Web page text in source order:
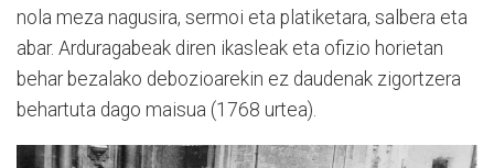
nola meza nagusira, sermoi eta platiketara, salbera eta
abar. Arduragabeak diren ikasleak eta ofizio horietan
behar bezalako debozioarekin ez daudenak zigortzera
behartuta dago maisua (1768 urtea).